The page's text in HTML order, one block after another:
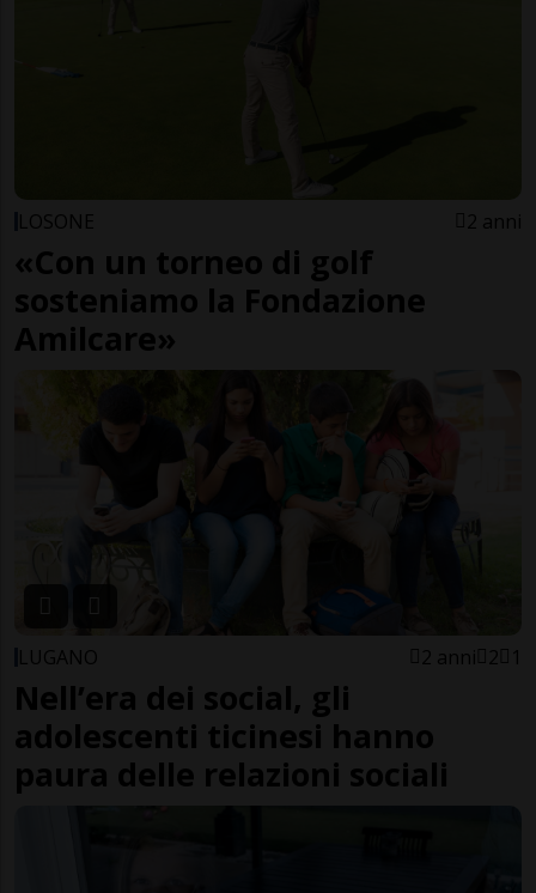
LOSONE 2 anni
«Con un torneo di golf
sosteniamo la Fondazione
Amilcare»
LUGANO 2 anni 2 1
Nell’era dei social, gli
adolescenti ticinesi hanno
paura delle relazioni sociali